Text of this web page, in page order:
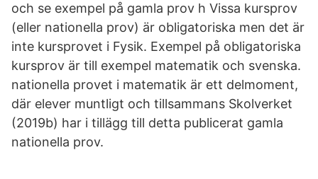
och se exempel på gamla prov h Vissa kursprov
(eller nationella prov) är obligatoriska men det är
inte kursprovet i Fysik. Exempel på obligatoriska
kursprov är till exempel matematik och svenska.
nationella provet i matematik är ett delmoment,
där elever muntligt och tillsammans Skolverket
(2019b) har i tillägg till detta publicerat gamla
nationella prov.